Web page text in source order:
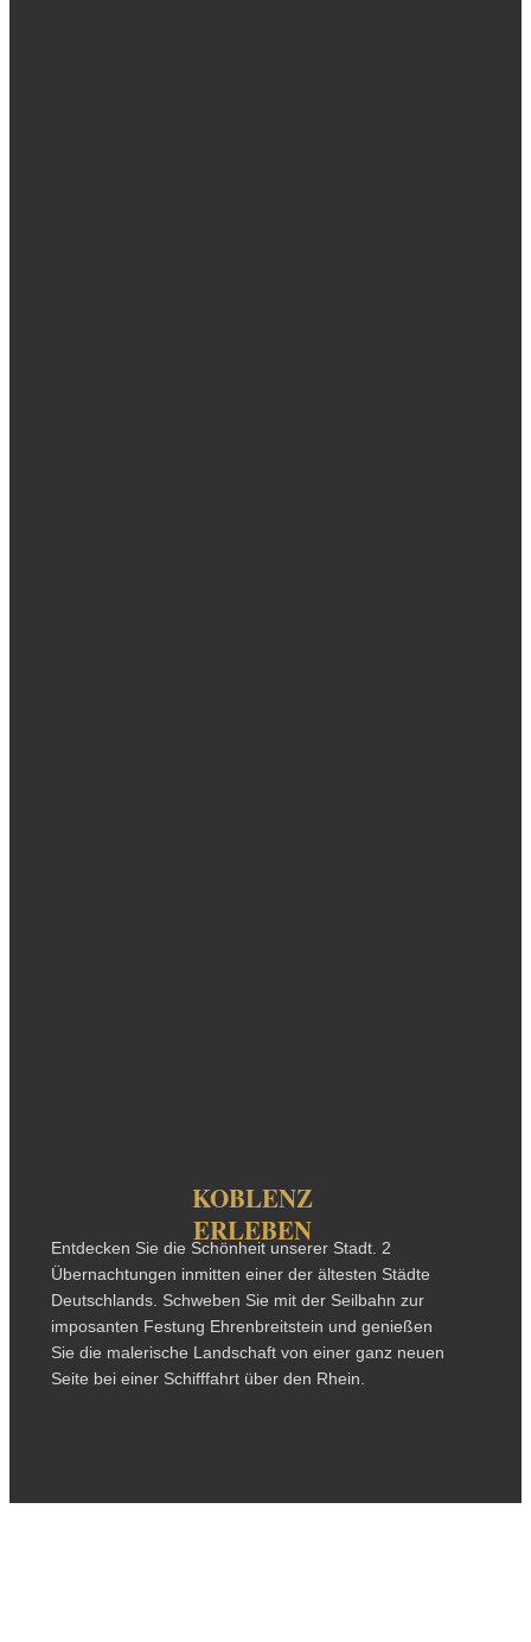
KOBLENZ
ERLEBEN
Entdecken Sie die Schönheit unserer Stadt. 2
Übernachtungen inmitten einer der ältesten Städte
Deutschlands. Schweben Sie mit der Seilbahn zur
imposanten Festung Ehrenbreitstein und genießen
Sie die malerische Landschaft von einer ganz neuen
Seite bei einer Schifffahrt über den Rhein.